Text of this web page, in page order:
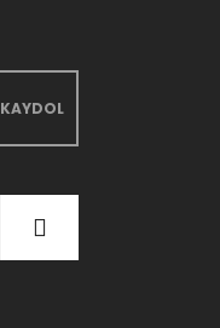
KAYDOL